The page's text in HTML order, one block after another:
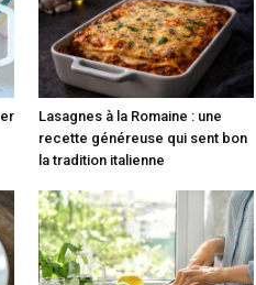
Lasagnes à la Romaine : une
recette généreuse qui sent bon
la tradition italienne